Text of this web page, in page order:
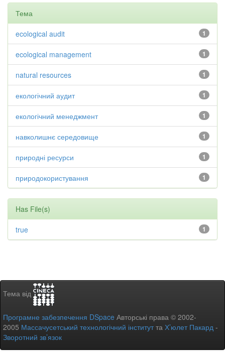
Тема
1
ecological audit
1
ecological management
1
natural resources
1
екологічний аудит
1
екологічний менеджмент
1
навколишнє середовище
1
природні ресурси
1
природокористування
Has File(s)
1
true
Тема від
Програмне забезпечення DSpace Авторські права © 2002-
2005 Массачусетський технологічний інститутта Х’юлет Пакард -
Зворотний зв’язок